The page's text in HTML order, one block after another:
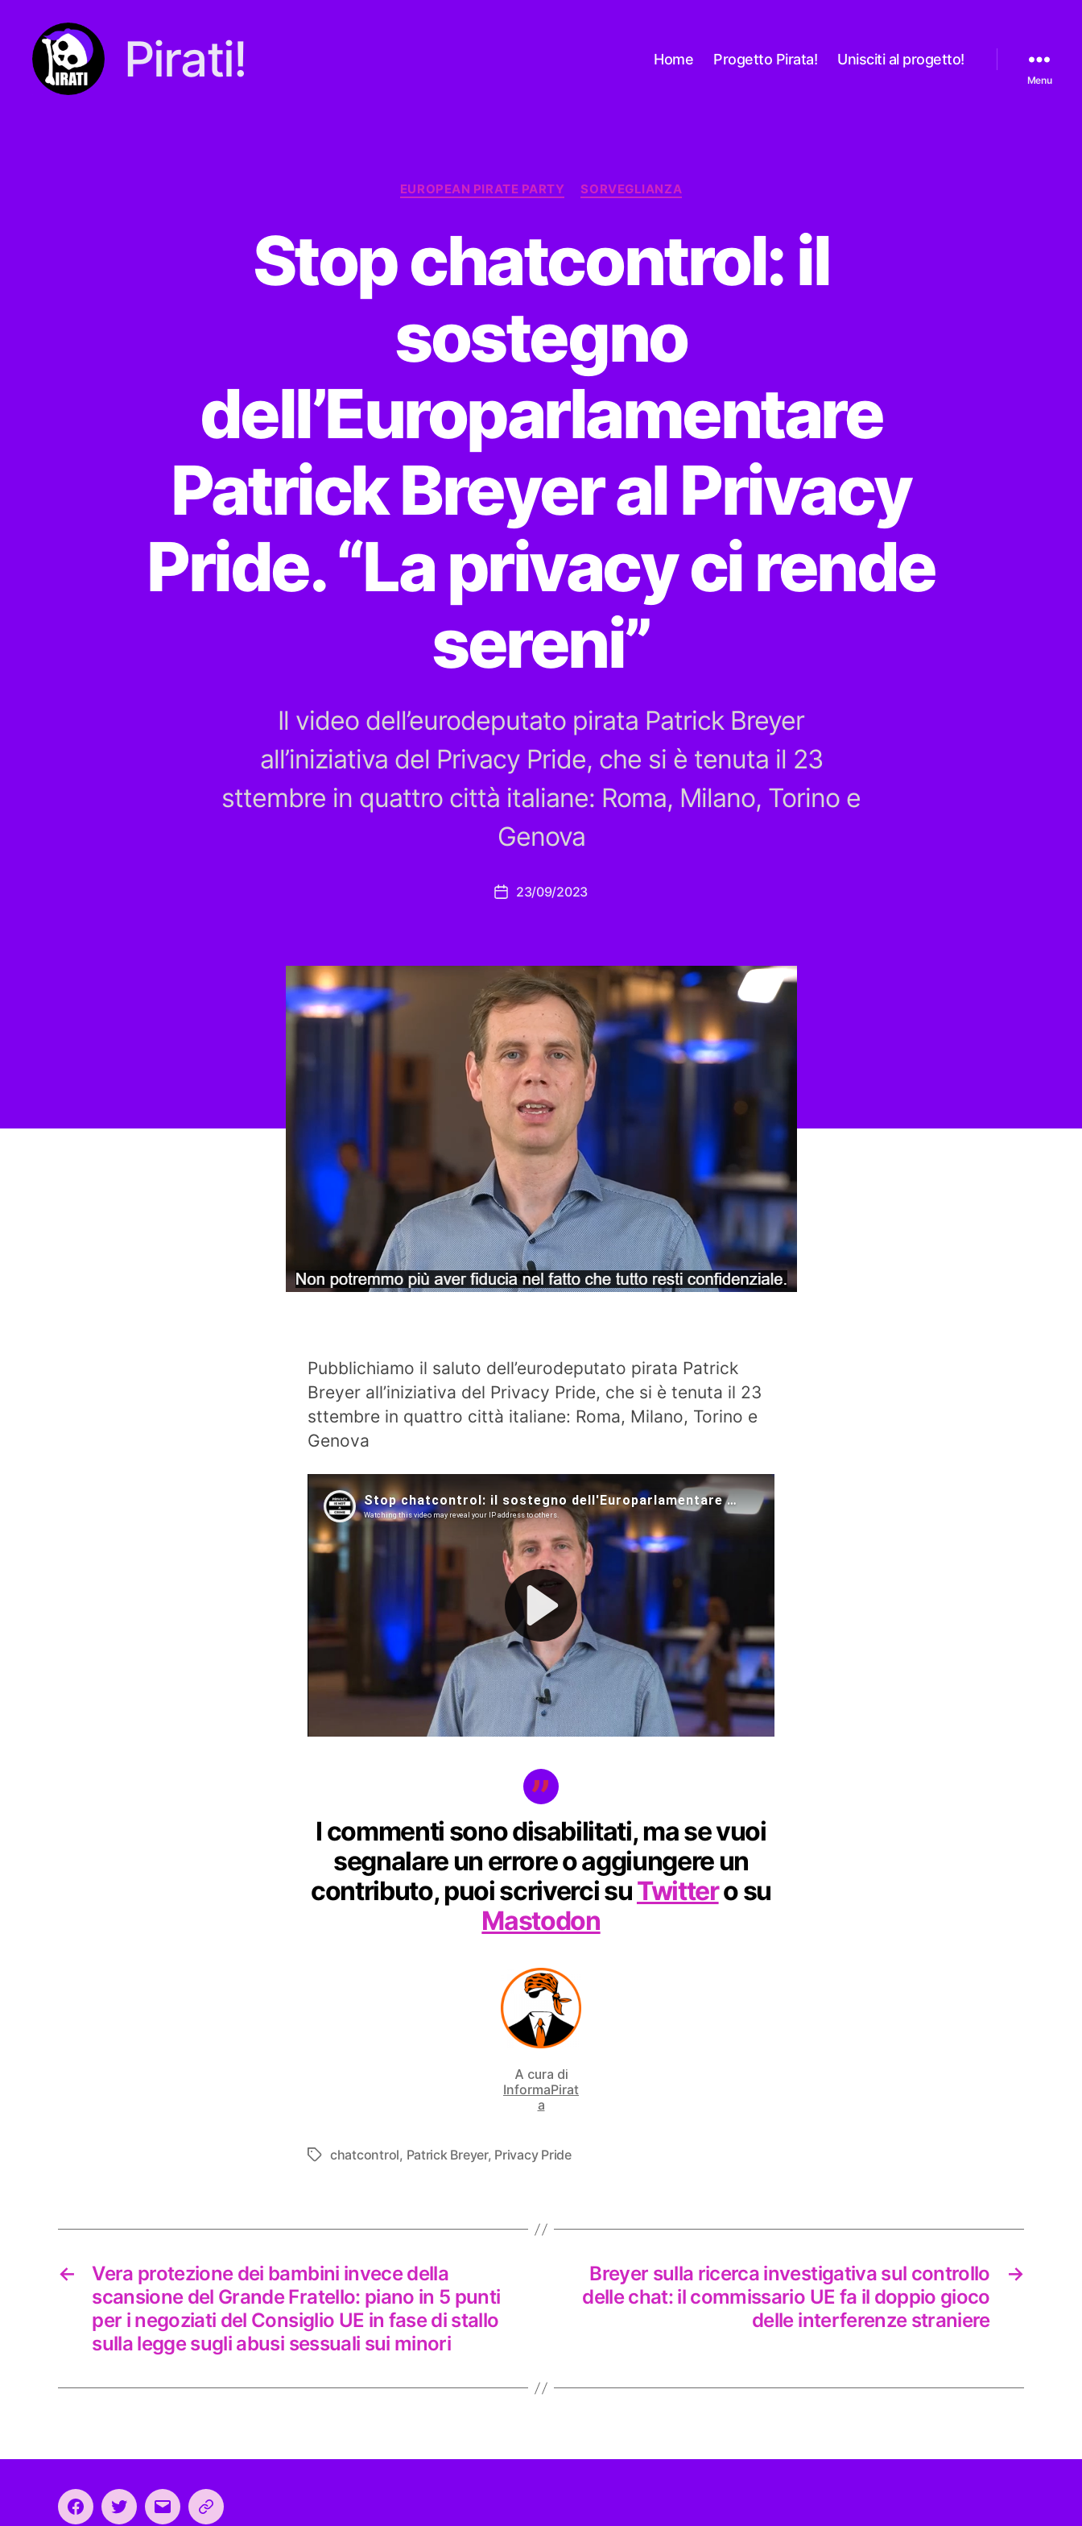
Pirati! Home Progetto Pirata! Unisciti al progetto!
Menu
Categorie
EUROPEAN PIRATE PARTY SORVEGLIANZA
Stop chatcontrol: il
sostegno
dell’Europarlamentare
Patrick Breyer al Privacy
Pride. “La privacy ci rende
sereni”
Il video dell’eurodeputato pirata Patrick Breyer
all’iniziativa del Privacy Pride, che si è tenuta il 23
sttembre in quattro città italiane: Roma, Milano, Torino e
Genova
Data23/09/2023
Pubblichiamo il saluto dell’eurodeputato pirata Patrick
Breyer all’iniziativa del Privacy Pride, che si è tenuta il 23
sttembre in quattro città italiane: Roma, Milano, Torino e
Genova
I commenti sono disabilitati, mase vuoi
segnalare un errore o aggiungere un
contributo, puoi scriverci suTwittero su
Mastodon
A cura di
InformaPirat
a
Tag chatcontrol, Patrick Breyer, Privacy Pride
←
Vera protezione dei bambini invece della
scansione del Grande Fratello: piano in 5 punti
per i negoziati del Consiglio UE in fase di stallo
sulla legge sugli abusi sessuali sui minori
→
Breyer sulla ricerca investigativa sul controllo
delle chat: il commissario UE fa il doppio gioco
delle interferenze straniere
FacebookTwitterEmail CEEP